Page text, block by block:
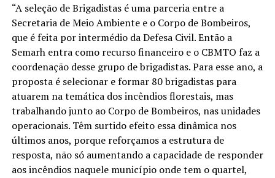
“A seleção de Brigadistas é uma parceria entre a
Secretaria de Meio Ambiente e o Corpo de Bombeiros,
que é feita por intermédio da Defesa Civil. Então a
Semarh entra como recurso financeiro e o CBMTO faz a
coordenação desse grupo de brigadistas. Para esse ano, a
proposta é selecionar e formar 80 brigadistas para
atuarem na temática dos incêndios florestais, mas
trabalhando junto ao Corpo de Bombeiros, nas unidades
operacionais. Têm surtido efeito essa dinâmica nos
últimos anos, porque reforçamos a estrutura de
resposta, não só aumentando a capacidade de responder
aos incêndios naquele município onde tem o quartel,